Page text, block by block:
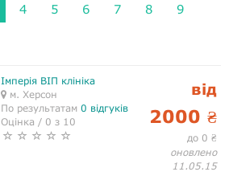
4 5 6 7 8
9
Імперія ВІП клініка
м. Херсон
По результатам 0 відгуків
Оцінка / 0 з 10
від
2000 ₴
до 0 ₴
оновлено
11.05.15